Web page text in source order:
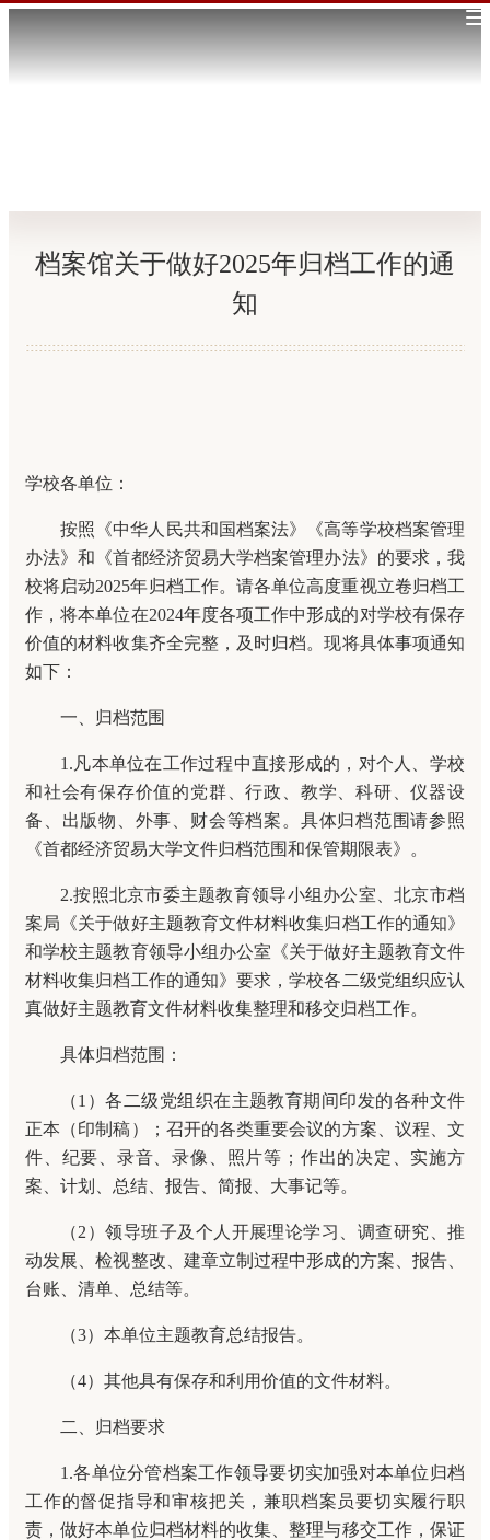
档案馆关于做好2025年归档工作的通
知
学校各单位：
按照《中华人民共和国档案法》《高等学校档案管理
办法》和《首都经济贸易大学档案管理办法》的要求，我
校将启动2025年归档工作。请各单位高度重视立卷归档工
作，将本单位在2024年度各项工作中形成的对学校有保存
价值的材料收集齐全完整，及时归档。现将具体事项通知
如下：
一、归档范围
1.凡本单位在工作过程中直接形成的，对个人、学校
和社会有保存价值的党群、行政、教学、科研、仪器设
备、出版物、外事、财会等档案。具体归档范围请参照
《首都经济贸易大学文件归档范围和保管期限表》。
2.按照北京市委主题教育领导小组办公室、北京市档
案局《关于做好主题教育文件材料收集归档工作的通知》
和学校主题教育领导小组办公室《关于做好主题教育文件
材料收集归档工作的通知》要求，学校各二级党组织应认
真做好主题教育文件材料收集整理和移交归档工作。
具体归档范围：
（1）各二级党组织在主题教育期间印发的各种文件
正本（印制稿）；召开的各类重要会议的方案、议程、文
件、纪要、录音、录像、照片等；作出的决定、实施方
案、计划、总结、报告、简报、大事记等。
（2）领导班子及个人开展理论学习、调查研究、推
动发展、检视整改、建章立制过程中形成的方案、报告、
台账、清单、总结等。
（3）本单位主题教育总结报告。
（4）其他具有保存和利用价值的文件材料。
二、归档要求
1.各单位分管档案工作领导要切实加强对本单位归档
工作的督促指导和审核把关，兼职档案员要切实履行职
责，做好本单位归档材料的收集、整理与移交工作，保证